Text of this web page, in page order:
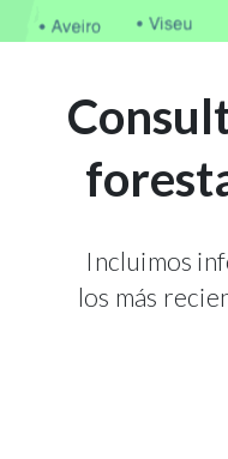
Incluimos
los más